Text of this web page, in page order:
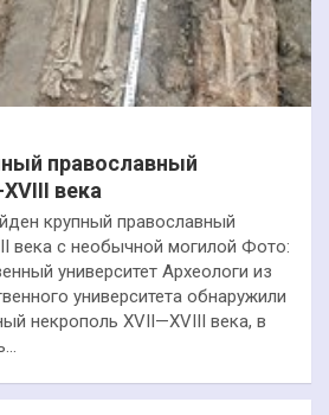
православный
века
крупный православный
века с необычной могилой Фото:
университет Археологи из
университета обнаружили
некрополь XVII—XVIII века, в